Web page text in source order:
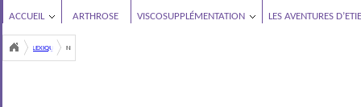
ACCUEIL ARTHROSE VISCOSUPPLÉMENTATION LES AVENTURES
LEXIQUE N